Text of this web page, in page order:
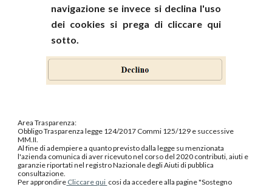
navigazione se invece si declina l'uso
dei cookies si prega di cliccare qui
sotto.
Area Trasparenza:
Obbligo Trasparenza legge 124/2017 Commi 125/129 e successive
MM.II.
Al fine di adempiere a quanto previsto dalla legge su menzionata
l'azienda comunica di aver ricevuto nel corso del 2020 contributi, aiuti e
garanzie riportati nel registro Nazionale degli Aiuti di pubblica
consultazione.
Per approndire Cliccare qui cosi da accedere alla pagine "Sostegno